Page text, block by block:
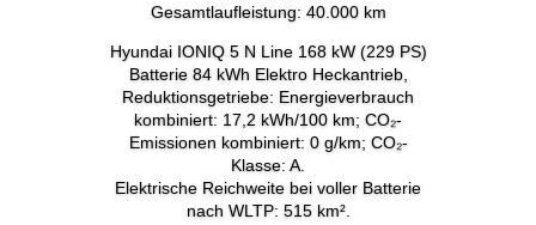
Gesamtlaufleistung: 40.000 km
Hyundai IONIQ 5 N Line 168 kW (229 PS)
Batterie 84 kWh Elektro Heckantrieb,
Reduktionsgetriebe: Energieverbrauch
kombiniert: 17,2 kWh/100 km; CO₂-
Emissionen kombiniert: 0 g/km; CO₂-
Klasse: A.
Elektrische Reichweite bei voller Batterie
nach WLTP: 515 km².